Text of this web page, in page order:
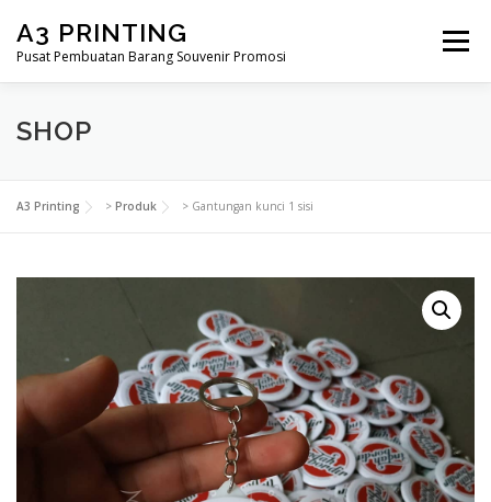
konten
A3 PRINTING
Pusat Pembuatan Barang Souvenir Promosi
Menu
BERANDA
SAMPLE PAGE
SHOP
A3 Printing > Produk > Gantungan kunci 1 sisi